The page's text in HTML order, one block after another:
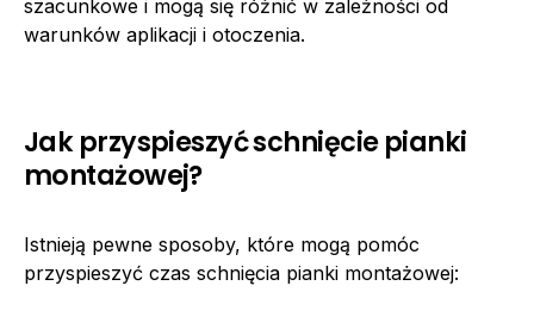
szacunkowe i mogą się różnić w zależności od
warunków aplikacji i otoczenia.
Jak przyspieszyć schnięcie pianki
montażowej?
Istnieją pewne sposoby, które mogą pomóc
przyspieszyć czas schnięcia pianki montażowej: